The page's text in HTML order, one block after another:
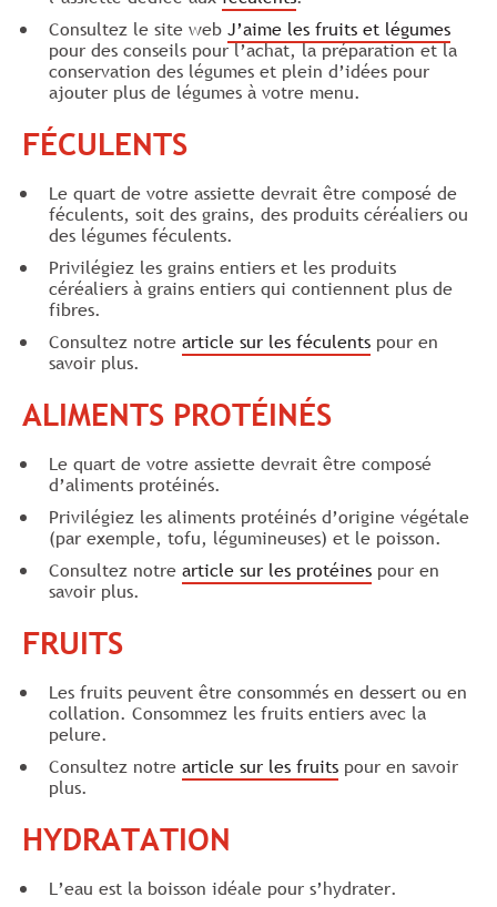
Consultez le site web J’aime les fruits et légumes
pour des conseils pour l’achat, la préparation et la
conservation des légumes et plein d’idées pour
ajouter plus de légumes à votre menu.
FÉCULENTS
Le quart de votre assiette devrait être composé de
féculents, soit des grains, des produits céréaliers ou
des légumes féculents.
Privilégiez les grains entiers et les produits
céréaliers à grains entiers qui contiennent plus de
fibres.
Consultez notre article sur les féculents pour en
savoir plus.
ALIMENTS PROTÉINÉS
Le quart de votre assiette devrait être composé
d’aliments protéinés.
Privilégiez les aliments protéinés d’origine végétale
(par exemple, tofu, légumineuses) et le poisson.
Consultez notre article sur les protéines pour en
savoir plus.
FRUITS
Les fruits peuvent être consommés en dessert ou en
collation. Consommez les fruits entiers avec la
pelure.
Consultez notre article sur les fruits pour en savoir
plus.
HYDRATATION
L’eau est la boisson idéale pour s’hydrater.